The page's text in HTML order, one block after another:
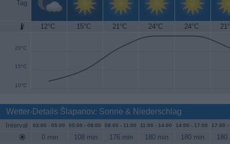
Tag
12°C 15°C 21°C 24°C 24°C
10°C
15°C
20°C
25°C
Wetter-Details Šlapanov: Sonne & Niederschlag
Interval 02:00 - 05:00 05:00 - 08:00 08:00 - 11:00 11:00 - 14:00 14:00 - 17:00 17:00 -
0 min 108 min 176 min 180 min 180 min 180